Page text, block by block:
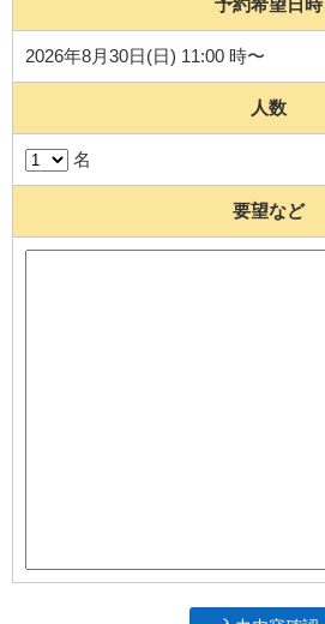
予約希望日時
2026年8月30日(日) 11:00 時〜
人数
名
要望など